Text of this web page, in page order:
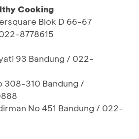
Cooking
Blok D 66-67
8778615
93 Bandung / 022-
308-310 Bandung /
No 451 Bandung / 022-